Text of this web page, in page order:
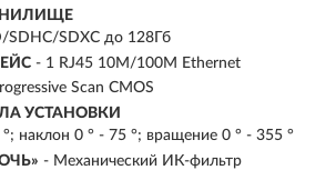
SDHC/SDXC до 128Гб
- 1 RJ45 10M/100M Ethernet
Scan CMOS
УСТАНОВКИ
наклон 0 ° - 75 °; вращение 0 ° - 355 °
- Механический ИК-фильтр